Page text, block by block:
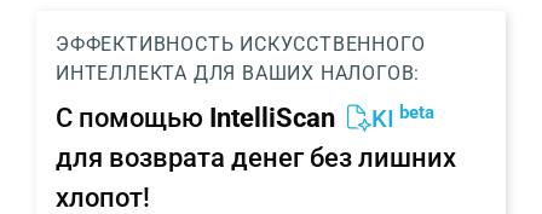
ЭФФЕКТИВНОСТЬ ИСКУССТВЕННОГО
ИНТЕЛЛЕКТА ДЛЯ ВАШИХ НАЛОГОВ:
С помощью IntelliScan KI beta
для возврата денег без лишних
хлопот!